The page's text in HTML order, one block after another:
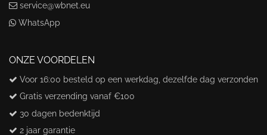
service@wbnet.eu
WhatsApp
ONZE VOORDELEN
Voor 16:00 besteld op een werkdag, dezelfde dag verzonden
Gratis verzending vanaf €100
30 dagen bedenktijd
2 jaar garantie